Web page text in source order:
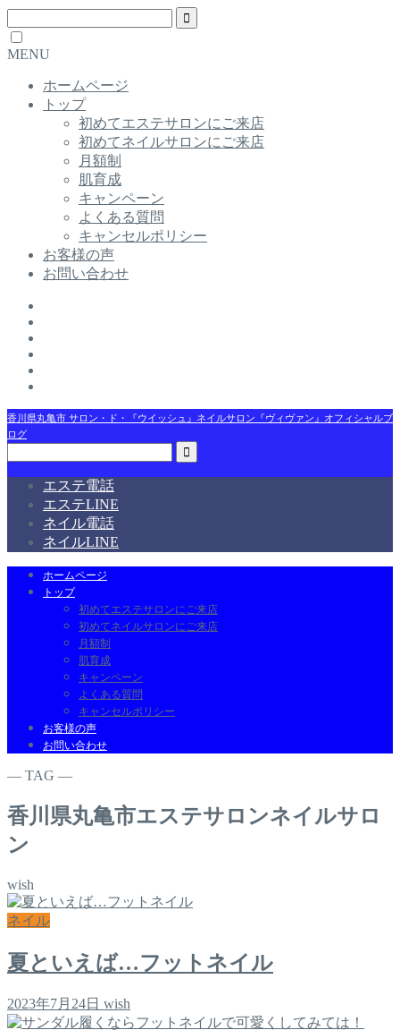
MENU
ホームページ
トップ
初めてエステサロンにご来店
初めてネイルサロンにご来店
月額制
肌育成
キャンペーン
よくある質問
キャンセルポリシー
お客様の声
お問い合わせ
香川県丸亀市 サロン・ド・『ウイッシュ』ネイルサロン『ヴィヴァン』オフィシャルブ
ログ
エステ電話
エステLINE
ネイル電話
ネイルLINE
ホームページ
トップ
初めてエステサロンにご来店
初めてネイルサロンにご来店
月額制
肌育成
キャンペーン
よくある質問
キャンセルポリシー
お客様の声
お問い合わせ
― TAG ―
香川県丸亀市エステサロンネイルサロ
ン
wish
ネイル
夏といえば…フットネイル
2023年7月24日 wish